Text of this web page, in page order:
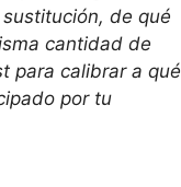
de qué
cantidad de
para calibrar a qué
por tu